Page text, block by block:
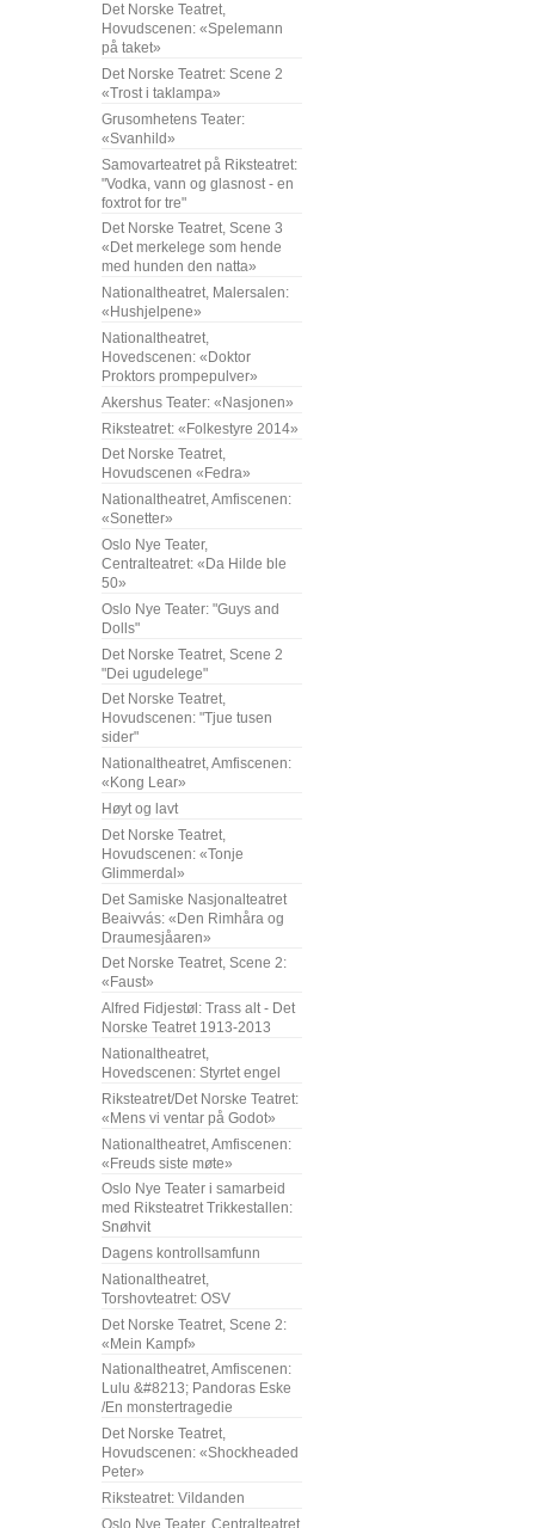
Det Norske Teatret,
Hovudscenen: «Spelemann
på taket»
Det Norske Teatret: Scene 2
«Trost i taklampa»
Grusomhetens Teater:
«Svanhild»
Samovarteatret på Riksteatret:
"Vodka, vann og glasnost - en
foxtrot for tre"
Det Norske Teatret, Scene 3
«Det merkelege som hende
med hunden den natta»
Nationaltheatret, Malersalen:
«Hushjelpene»
Nationaltheatret,
Hovedscenen: «Doktor
Proktors prompepulver»
Akershus Teater: «Nasjonen»
Riksteatret: «Folkestyre 2014»
Det Norske Teatret,
Hovudscenen «Fedra»
Nationaltheatret, Amfiscenen:
«Sonetter»
Oslo Nye Teater,
Centralteatret: «Da Hilde ble
50»
Oslo Nye Teater: "Guys and
Dolls"
Det Norske Teatret, Scene 2
"Dei ugudelege"
Det Norske Teatret,
Hovudscenen: "Tjue tusen
sider"
Nationaltheatret, Amfiscenen:
«Kong Lear»
Høyt og lavt
Det Norske Teatret,
Hovudscenen: «Tonje
Glimmerdal»
Det Samiske Nasjonalteatret
Beaivvás: «Den Rimhåra og
Draumesjåaren»
Det Norske Teatret, Scene 2:
«Faust»
Alfred Fidjestøl: Trass alt - Det
Norske Teatret 1913-2013
Nationaltheatret,
Hovedscenen: Styrtet engel
Riksteatret/Det Norske Teatret:
«Mens vi ventar på Godot»
Nationaltheatret, Amfiscenen:
«Freuds siste møte»
Oslo Nye Teater i samarbeid
med Riksteatret Trikkestallen:
Snøhvit
Dagens kontrollsamfunn
Nationaltheatret,
Torshovteatret: OSV
Det Norske Teatret, Scene 2:
«Mein Kampf»
Nationaltheatret, Amfiscenen:
Lulu &#8213; Pandoras Eske
/En monstertragedie
Det Norske Teatret,
Hovudscenen: «Shockheaded
Peter»
Riksteatret: Vildanden
Oslo Nye Teater, Centralteatret